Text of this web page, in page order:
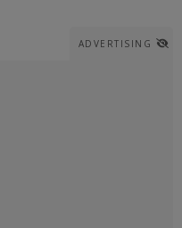
ADVERTISING